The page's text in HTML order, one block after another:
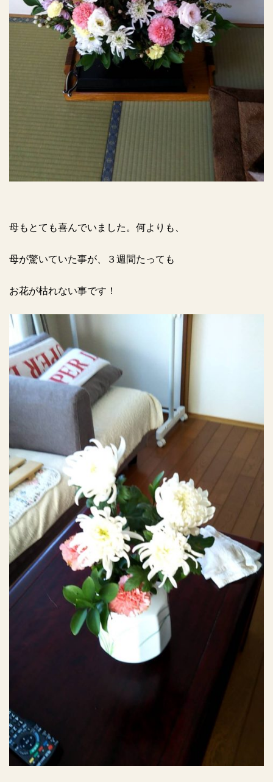
母もとても喜んでいました。何よりも、
母が驚いていた事が、３週間たっても
お花が枯れない事です！